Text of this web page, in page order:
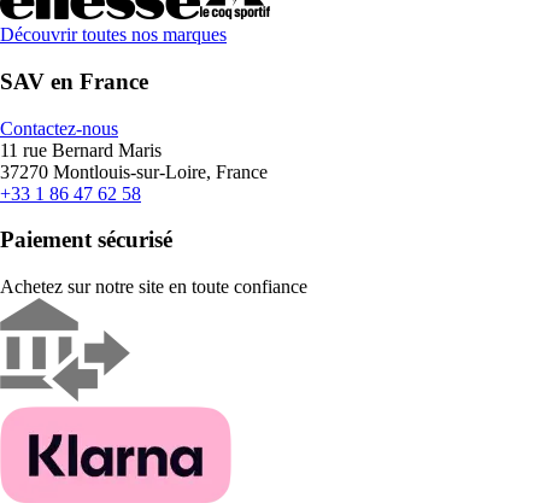
Découvrir toutes nos marques
SAV en France
Contactez-nous
11 rue Bernard Maris
37270 Montlouis-sur-Loire, France
+33 1 86 47 62 58
Paiement sécurisé
Achetez sur notre site en toute confiance